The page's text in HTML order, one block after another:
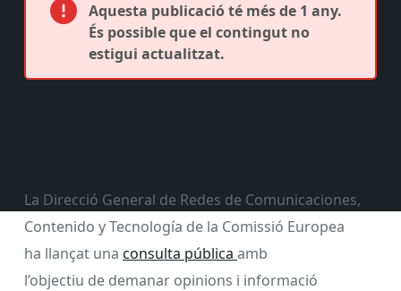
Aquesta publicació té més de 1 any.
És possible que el contingut no
estigui actualitzat.
La Direcció General de Redes de Comunicaciones,
Contenido y Tecnología de la Comissió Europea
ha llançat una consulta pública amb
l’objectiu de demanar opinions i informació